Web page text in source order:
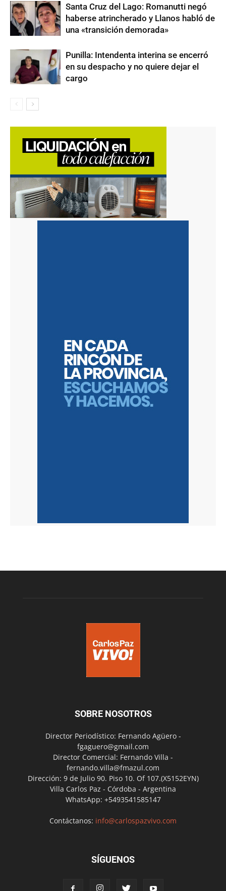
Santa Cruz del Lago: Romanutti negó
haberse atrincherado y Llanos habló de
una «transición demorada»
Punilla: Intendenta interina se encerró
en su despacho y no quiere dejar el
cargo
SOBRE NOSOTROS
Director Periodístico: Fernando Agüero -
fgaguero@gmail.com
Director Comercial: Fernando Villa -
fernando.villa@fmazul.com
Dirección: 9 de Julio 90. Piso 10. Of 107.(X5152EYN)
Villa Carlos Paz - Córdoba - Argentina
WhatsApp: +5493541585147
Contáctanos: info@carlospazvivo.com
SÍGUENOS